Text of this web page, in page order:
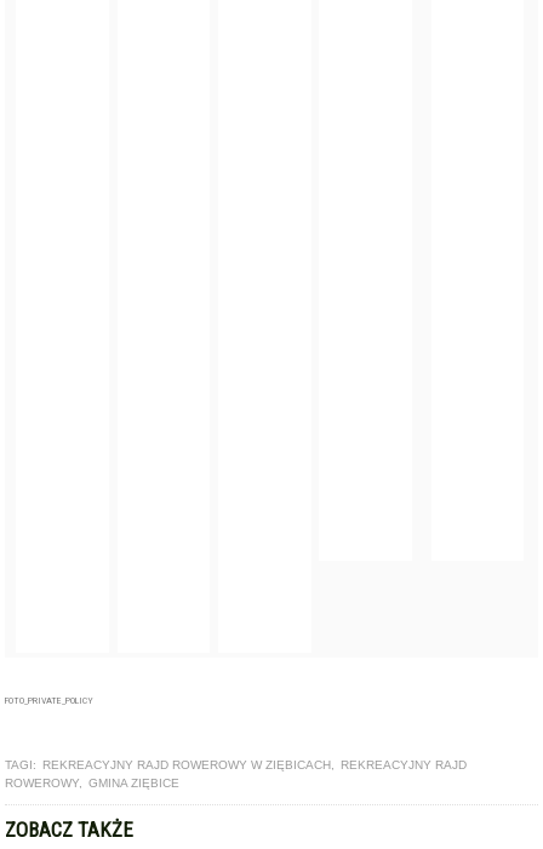
FOTO_PRIVATE_POLICY
TAGI: REKREACYJNY RAJD ROWEROWY W ZIĘBICACH,
REKREACYJNY RAJD
ROWEROWY, GMINA ZIĘBICE
ZOBACZ TAKŻE